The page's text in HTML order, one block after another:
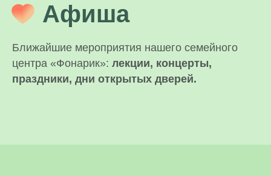
Афиша
Ближайшие мероприятия нашего семейного
центра «Фонарик»: лекции, концерты,
праздники, дни открытых дверей.